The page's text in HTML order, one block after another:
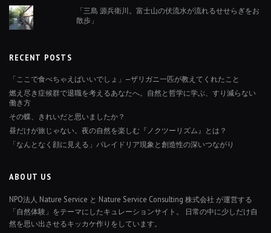
「三島 源兵衛川。富士山の伏流水が流れるせせらぎをお
散歩」
RECENT POSTS
「ここで食べちゃえばいいでしょ」—ザリガニ一匹が教えてくれたこと
燃え尽き症候群で退職を考えるあなたへ。自然と哲学に学ぶ、すり減らない
働き方
その蝶、きれいだと思いましたか？
昼だけが旅じゃない。夜の自然を楽しむ『ノクツーリズム』とは？
「なんとなく顔に見える」パレイドリア現象と創造性の深いつながり
ABOUT US
NPO法人 Nature Service と Nature Service Consulting 株式会社 が運営する
「自然体験」をテーマにしたキュレーションサイト。 日常の中に少しだけ自
然を思い出させるキッカケ作りをしています。